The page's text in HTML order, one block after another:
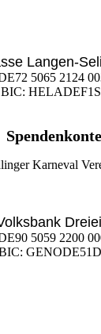
Langen-
5065 2124
BIC:
Karneval
5059 2200